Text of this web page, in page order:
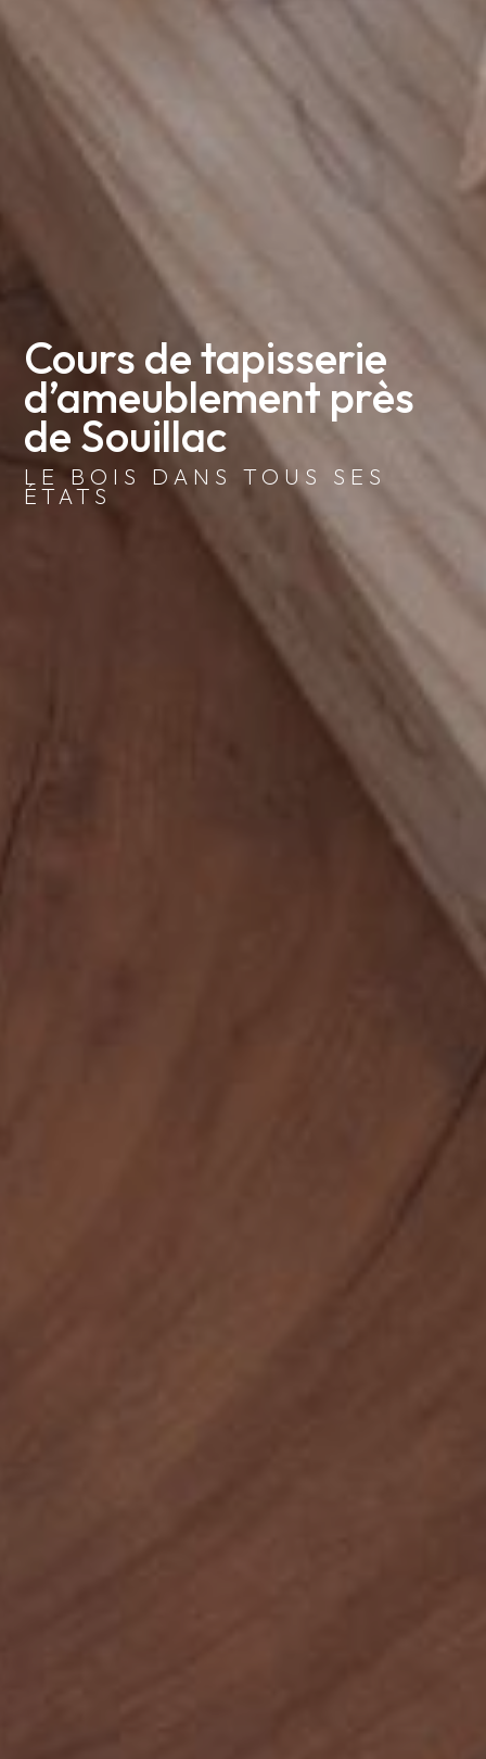
Cours de tapisserie
d’ameublement près
de Souillac
LE BOIS DANS TOUS SES
ÉTATS